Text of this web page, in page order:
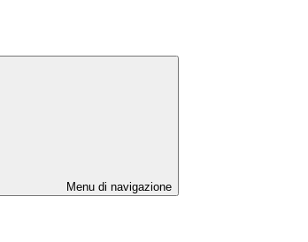
Menu di navigazione